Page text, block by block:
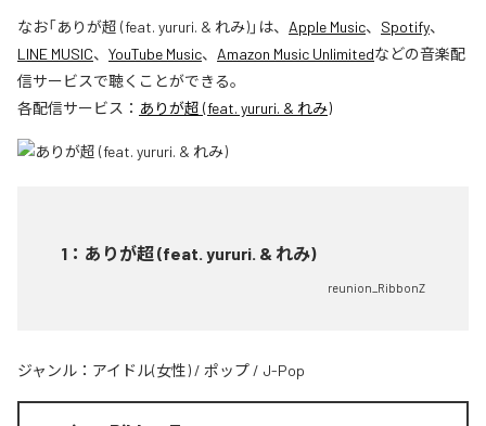
なお「ありが超 (feat. yururi. & れみ)」は、 Apple Music、 Spotify、
LINE MUSIC、 YouTube Music、 Amazon Music Unlimitedなどの音楽配
信サービスで聴くことができる。
各配信サービス： ありが超 (feat. yururi. & れみ)
1 ： ありが超 (feat. yururi. & れみ)
reunion_RibbonZ
ジャンル： アイドル(女性) / ポップ / J-Pop